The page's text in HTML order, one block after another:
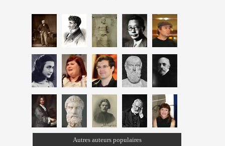
Autres auteurs populaires